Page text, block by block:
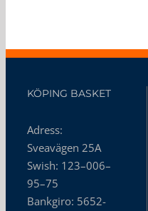
KÖPING BASKET
Adress:
Sveavägen 25A
Swish: 123–006–
95–75
Bankgiro: 5652-